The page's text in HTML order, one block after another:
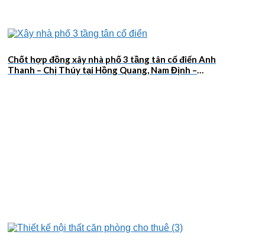
Chốt hợp đồng xây nhà phố 3 tầng tân cổ điển Anh
Thanh – Chị Thúy tại Hồng Quang, Nam Định –